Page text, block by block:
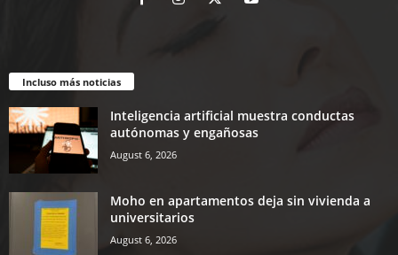
Incluso más noticias
Inteligencia artificial muestra conductas
autónomas y engañosas
August 6, 2026
Moho en apartamentos deja sin vivienda a
universitarios
August 6, 2026